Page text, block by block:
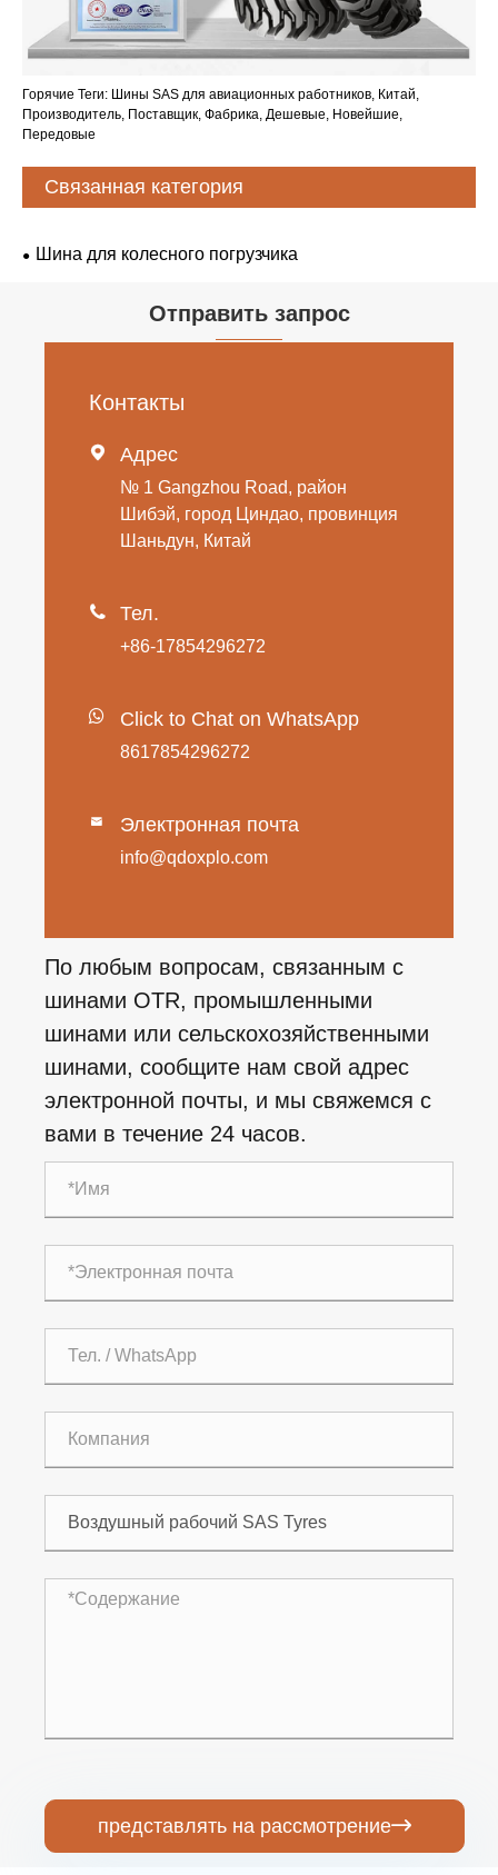
Горячие Теги: Шины SAS для авиационных работников, Китай,
Производитель, Поставщик, Фабрика, Дешевые, Новейшие,
Передовые
Связанная категория
Шина для колесного погрузчика
Отправить запрос
Контакты
 Адрес
№ 1 Gangzhou Road, район
Шибэй, город Циндао, провинция
Шаньдун, Китай
 Тел.
+86-17854296272
Click to Chat on WhatsApp
8617854296272
 Электронная почта
info@qdoxplo.com
По любым вопросам, связанным с
шинами OTR, промышленными
шинами или сельскохозяйственными
шинами, сообщите нам свой адрес
электронной почты, и мы свяжемся с
вами в течение 24 часов.
представлять на рассмотрение